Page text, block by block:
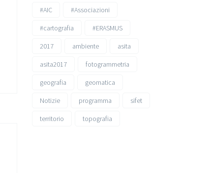
#AIC #Associazioni
#cartografia #ERASMUS
2017 ambiente asita
asita2017 fotogrammetria
geografia geomatica
Notizie programma sifet
territorio topografia